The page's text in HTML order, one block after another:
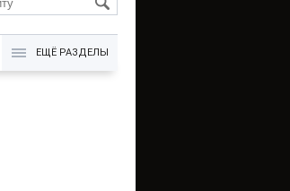
KG
ЕЩЁ РАЗДЕЛЫ